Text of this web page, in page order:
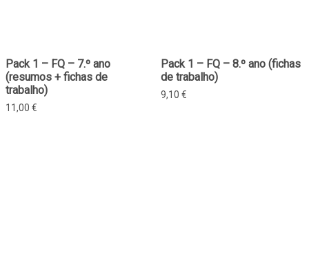
Pack 1 – FQ – 7.º ano
(resumos + fichas de
trabalho)
11,00 €
Pack 1 – FQ – 8.º ano (fichas
de trabalho)
9,10 €